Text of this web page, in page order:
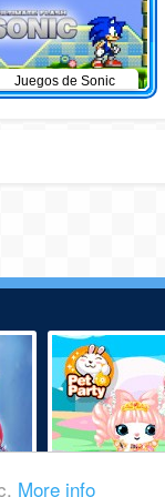
More info
Juegos de Sonic